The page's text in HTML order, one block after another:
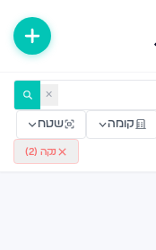
היחיד ✕
קומה שטח
נקה (2
)